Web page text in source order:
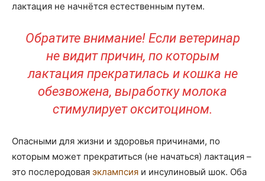
лактация не начнётся естественным путем.
Обратите внимание! Если ветеринар
не видит причин, по которым
лактация прекратилась и кошка не
обезвожена, выработку молока
стимулирует окситоцином.
Опасными для жизни и здоровья причинами, по
которым может прекратиться (не начаться) лактация –
это послеродовая эклампсия и инсулиновый шок. Оба